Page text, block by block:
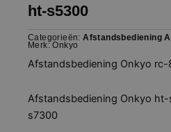
ht-s5300
Categorieën: Afstandsbediening
Merk:Onkyo
Afstandsbediening Onkyo rc-
Afstandsbediening Onkyo
s7300